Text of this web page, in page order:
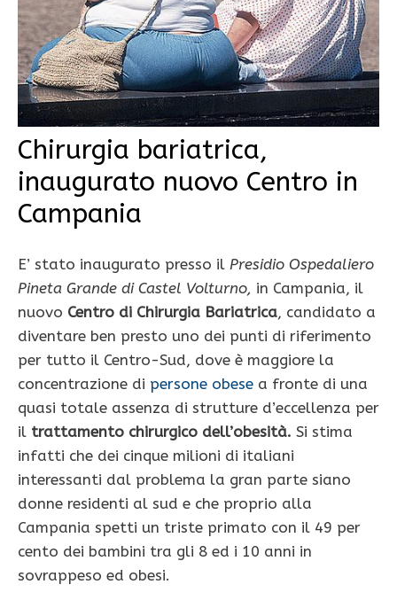
Chirurgia bariatrica,
inaugurato nuovo Centro in
Campania
E’ stato inaugurato presso il Presidio Ospedaliero
Pineta Grande di Castel Volturno, in Campania, il
nuovo Centro di Chirurgia Bariatrica, candidato a
diventare ben presto uno dei punti di riferimento
per tutto il Centro-Sud, dove è maggiore la
concentrazione di persone obese a fronte di una
quasi totale assenza di strutture d’eccellenza per
il trattamento chirurgico dell’obesità. Si stima
infatti che dei cinque milioni di italiani
interessanti dal problema la gran parte siano
donne residenti al sud e che proprio alla
Campania spetti un triste primato con il 49 per
cento dei bambini tra gli 8 ed i 10 anni in
sovrappeso ed obesi.